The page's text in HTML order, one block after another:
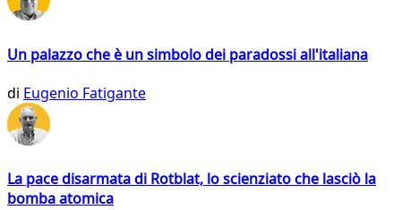
Un palazzo che è un simbolo dei paradossi all'italiana
di Eugenio Fatigante
La pace disarmata di Rotblat, lo scienziato che lasciò la
bomba atomica